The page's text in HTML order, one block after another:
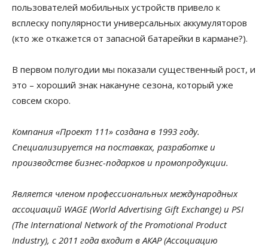
пользователей мобильных устройств привело к
всплеску популярности универсальных аккумуляторов
(кто же откажется от запасной батарейки в кармане?).
В первом полугодии мы показали существенный рост, и
это – хороший знак накануне сезона, который уже
совсем скоро.
Компания «Проект 111» создана в 1993 году.
Специализируется на поставках, разработке и
производстве бизнес-подарков и промопродукции.
Является членом профессиональных международных
ассоциаций WAGE (World Advertising Gift Exchange) и PSI
(The International Network of the Promotional Product
Industry), с 2011 года входит в АКАР (Ассоциацию